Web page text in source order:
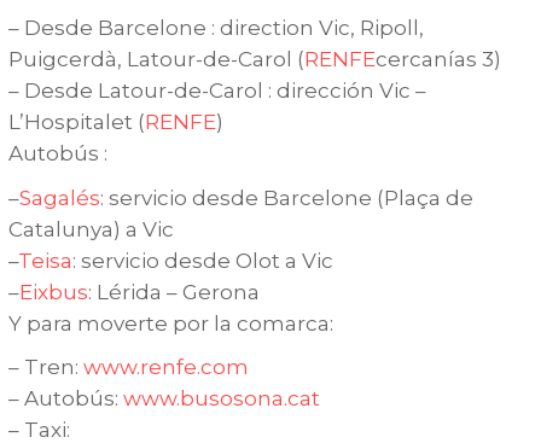
– Desde Barcelone : direction Vic, Ripoll,
Puigcerdà, Latour-de-Carol (RENFEcercanías 3)
– Desde Latour-de-Carol : dirección Vic –
L’Hospitalet (RENFE)
Autobús :
–Sagalés: servicio desde Barcelone (Plaça de
Catalunya) a Vic
–Teisa: servicio desde Olot a Vic
–Eixbus: Lérida – Gerona
Y para moverte por la comarca:
– Tren:www.renfe.com
– Autobús:www.busosona.cat
– Taxi: